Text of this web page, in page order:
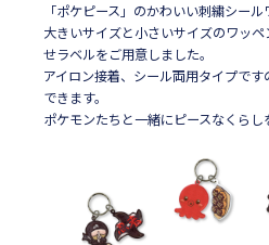
「ポケピース」のかわいい刺繍シール
大きいサイズと小さいサイズのワッ
せラベルをご用意しました。
アイロン接着、シール両用タイプで
できます。
ポケモンたちと一緒にピースなくらし